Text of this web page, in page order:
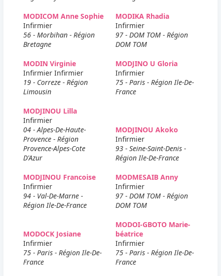
MODICOM Anne Sophie
Infirmier
56 - Morbihan - Région
Bretagne
MODIKA Rhadia
Infirmier
97 - DOM TOM - Région
DOM TOM
MODIN Virginie
Infirmier Infirmier
19 - Correze - Région
Limousin
MODJINO U Gloria
Infirmier
75 - Paris - Région Ile-De-
France
MODJINOU Lilla
Infirmier
04 - Alpes-De-Haute-
Provence - Région
Provence-Alpes-Cote
D'Azur
MODJINOU Akoko
Infirmier
93 - Seine-Saint-Denis -
Région Ile-De-France
MODJINOU Francoise
Infirmier
94 - Val-De-Marne -
Région Ile-De-France
MODMESAIB Anny
Infirmier
97 - DOM TOM - Région
DOM TOM
MODOCK Josiane
Infirmier
75 - Paris - Région Ile-De-
France
MODOI-GBOTO Marie-
béatrice
Infirmier
75 - Paris - Région Ile-De-
France